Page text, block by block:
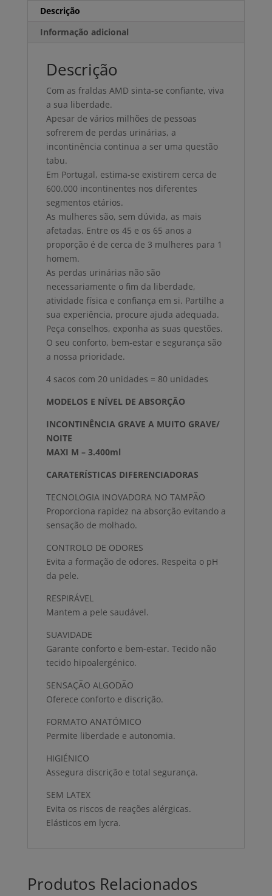
Descrição
Informação adicional
Descrição
Com as fraldas AMD sinta-se confiante, viva
a sua liberdade.
Apesar de vários milhões de pessoas
sofrerem de perdas urinárias, a
incontinência continua a ser uma questão
tabu.
Em Portugal, estima-se existirem cerca de
600.000 incontinentes nos diferentes
segmentos etários.
As mulheres são, sem dúvida, as mais
afetadas. Entre os 45 e os 65 anos a
proporção é de cerca de 3 mulheres para 1
homem.
As perdas urinárias não são
necessariamente o fim da liberdade,
atividade física e confiança em si. Partilhe a
sua experiência, procure ajuda adequada.
Peça conselhos, exponha as suas questões.
O seu conforto, bem-estar e segurança são
a nossa prioridade.
4 sacos com 20 unidades = 80 unidades
MODELOS E NÍVEL DE ABSORÇÃO
INCONTINÊNCIA GRAVE A MUITO GRAVE/
NOITE
MAXI M – 3.400ml
CARATERÍSTICAS DIFERENCIADORAS
TECNOLOGIA INOVADORA NO TAMPÃO
Proporciona rapidez na absorção evitando a
sensação de molhado.
CONTROLO DE ODORES
Evita a formação de odores. Respeita o pH
da pele.
RESPIRÁVEL
Mantem a pele saudável.
SUAVIDADE
Garante conforto e bem-estar. Tecido não
tecido hipoalergénico.
SENSAÇÃO ALGODÃO
Oferece conforto e discrição.
FORMATO ANATÓMICO
Permite liberdade e autonomia.
HIGIÉNICO
Assegura discrição e total segurança.
SEM LATEX
Evita os riscos de reações alérgicas.
Elásticos em lycra.
Produtos Relacionados